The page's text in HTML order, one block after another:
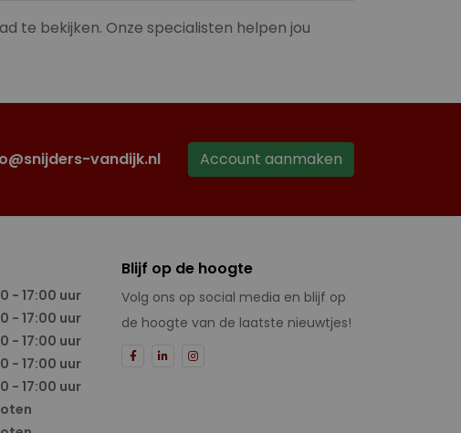
te bekijken. Onze specialisten helpen jou
vandijk.nl Account aanmaken
- 17:00 uur
- 17:00 uur
- 17:00 uur
- 17:00 uur
- 17:00 uur
Blijf op de hoogte
Volg ons op social media en blijf op
de hoogte van de laatste nieuwtjes!